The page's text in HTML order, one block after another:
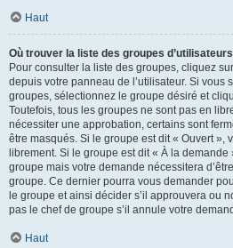
Haut
Où trouver la liste des groupes
Pour consulter la liste des groupes, cliquez
depuis votre panneau de l’utilisateur. Si vous
groupes, sélectionnez le groupe désiré et
Toutefois, tous les groupes ne sont pas en
nécessiter une approbation, certains sont
être masqués. Si le groupe est dit « Ouvert »,
librement. Si le groupe est dit « À la
groupe mais votre demande nécessitera
groupe. Ce dernier pourra vous demander
le groupe et ainsi décider s’il approuvera ou
pas le chef de groupe s’il annule votre
Haut